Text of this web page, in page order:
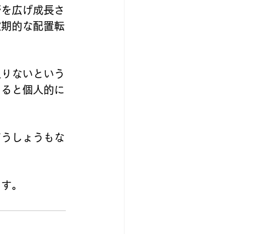
広げ成長さ
的な配置転
ないという
と個人的に
しょうもな
。